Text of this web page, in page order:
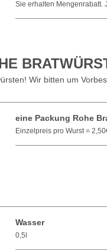
Sie erhalten Mengenrabatt.
Wir bitten um
eine Packung Rohe
Einzelpreis pro Wurst =
Wasser
0,5l